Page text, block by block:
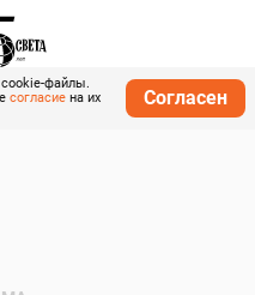
файлы.
согласие на их
Согласен